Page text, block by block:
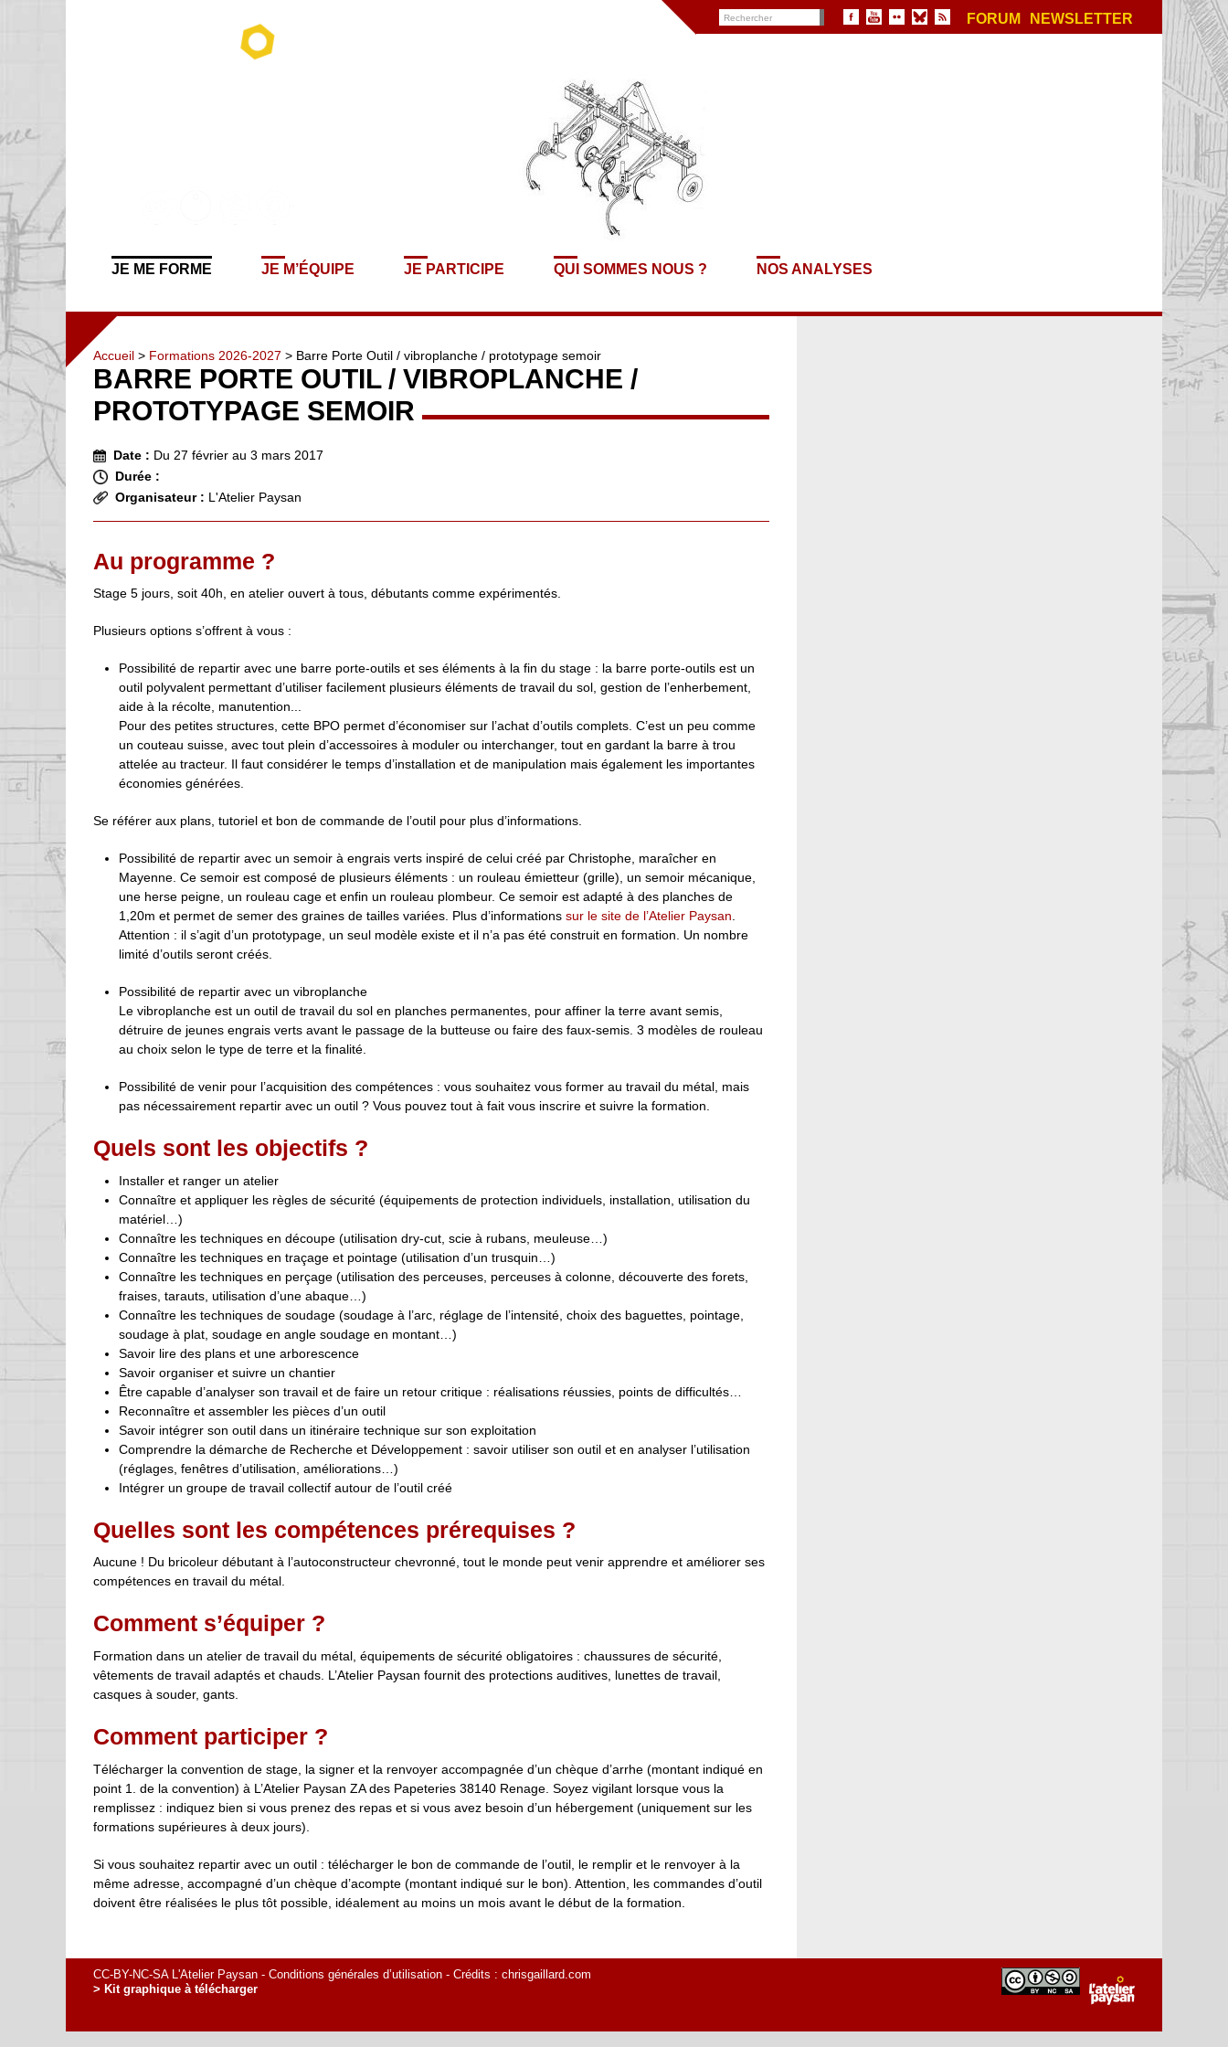
FORUM NEWSLETTER
JE ME FORME JE M’ÉQUIPE JE PARTICIPE QUI SOMMES NOUS ? NOS ANALYSES
Accueil > Formations 2026-2027 > Barre Porte Outil / vibroplanche / prototypage semoir
BARRE PORTE OUTIL / VIBROPLANCHE /
PROTOTYPAGE SEMOIR
Date : Du 27 février au 3 mars 2017
Durée :
Organisateur : L'Atelier Paysan
Au programme ?
Stage 5 jours, soit 40h, en atelier ouvert à tous, débutants comme expérimentés.
Plusieurs options s’offrent à vous :
Possibilité de repartir avec une barre porte-outils et ses éléments à la fin du stage : la barre porte-outils est un
outil polyvalent permettant d’utiliser facilement plusieurs éléments de travail du sol, gestion de l’enherbement,
aide à la récolte, manutention...
Pour des petites structures, cette BPO permet d’économiser sur l’achat d’outils complets. C’est un peu comme
un couteau suisse, avec tout plein d’accessoires à moduler ou interchanger, tout en gardant la barre à trou
attelée au tracteur. Il faut considérer le temps d’installation et de manipulation mais également les importantes
économies générées.
Se référer aux plans, tutoriel et bon de commande de l’outil pour plus d’informations.
Possibilité de repartir avec un semoir à engrais verts inspiré de celui créé par Christophe, maraîcher en
Mayenne. Ce semoir est composé de plusieurs éléments : un rouleau émietteur (grille), un semoir mécanique,
une herse peigne, un rouleau cage et enfin un rouleau plombeur. Ce semoir est adapté à des planches de
1,20m et permet de semer des graines de tailles variées. Plus d’informationssur le site de l’Atelier Paysan.
Attention : il s’agit d’un prototypage, un seul modèle existe et il n’a pas été construit en formation. Un nombre
limité d’outils seront créés.
Possibilité de repartir avec un vibroplanche
Le vibroplanche est un outil de travail du sol en planches permanentes, pour affiner la terre avant semis,
détruire de jeunes engrais verts avant le passage de la butteuse ou faire des faux-semis. 3 modèles de rouleau
au choix selon le type de terre et la finalité.
Possibilité de venir pour l’acquisition des compétences : vous souhaitez vous former au travail du métal, mais
pas nécessairement repartir avec un outil ? Vous pouvez tout à fait vous inscrire et suivre la formation.
Quels sont les objectifs ?
Installer et ranger un atelier
Connaître et appliquer les règles de sécurité (équipements de protection individuels, installation, utilisation du
matériel…)
Connaître les techniques en découpe (utilisation dry-cut, scie à rubans, meuleuse…)
Connaître les techniques en traçage et pointage (utilisation d’un trusquin…)
Connaître les techniques en perçage (utilisation des perceuses, perceuses à colonne, découverte des forets,
fraises, tarauts, utilisation d’une abaque…)
Connaître les techniques de soudage (soudage à l’arc, réglage de l’intensité, choix des baguettes, pointage,
soudage à plat, soudage en angle soudage en montant…)
Savoir lire des plans et une arborescence
Savoir organiser et suivre un chantier
Être capable d’analyser son travail et de faire un retour critique : réalisations réussies, points de difficultés…
Reconnaître et assembler les pièces d’un outil
Savoir intégrer son outil dans un itinéraire technique sur son exploitation
Comprendre la démarche de Recherche et Développement : savoir utiliser son outil et en analyser l’utilisation
(réglages, fenêtres d’utilisation, améliorations…)
Intégrer un groupe de travail collectif autour de l’outil créé
Quelles sont les compétences prérequises ?
Aucune ! Du bricoleur débutant à l’autoconstructeur chevronné, tout le monde peut venir apprendre et améliorer ses
compétences en travail du métal.
Comment s’équiper ?
Formation dans un atelier de travail du métal, équipements de sécurité obligatoires : chaussures de sécurité,
vêtements de travail adaptés et chauds. L’Atelier Paysan fournit des protections auditives, lunettes de travail,
casques à souder, gants.
Comment participer ?
Télécharger la convention de stage, la signer et la renvoyer accompagnée d’un chèque d’arrhe (montant indiqué en
point 1. de la convention) à L’Atelier Paysan ZA des Papeteries 38140 Renage. Soyez vigilant lorsque vous la
remplissez : indiquez bien si vous prenez des repas et si vous avez besoin d’un hébergement (uniquement sur les
formations supérieures à deux jours).
Si vous souhaitez repartir avec un outil : télécharger le bon de commande de l’outil, le remplir et le renvoyer à la
même adresse, accompagné d’un chèque d’acompte (montant indiqué sur le bon). Attention, les commandes d’outil
doivent être réalisées le plus tôt possible, idéalement au moins un mois avant le début de la formation.
CC-BY-NC-SA L'Atelier Paysan - Conditions générales d’utilisation - Crédits : chrisgaillard.com
> Kit graphique à télécharger